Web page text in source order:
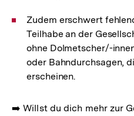
Zudem erschwert
Teilhabe an der
ohne Dolmetscher/-
oder Bahndurchsagen,
erscheinen.
➡️ Willst du dich mehr zur